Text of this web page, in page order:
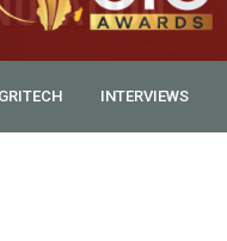
INTERVIEWS